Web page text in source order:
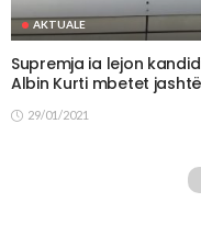
AKTUALE
Supremja ia lejon
Albin Kurti mbetet jashtë
29/01/2021